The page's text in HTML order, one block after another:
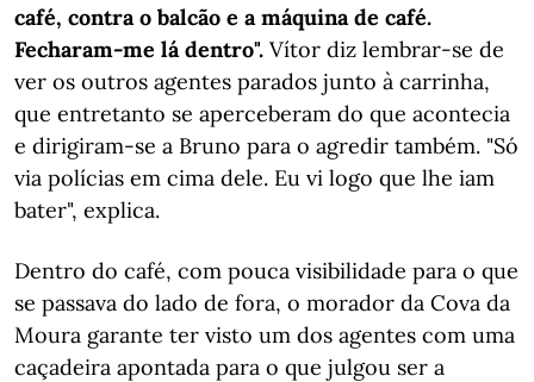
café, contra o balcão e a máquina de café.
Fecharam-me lá dentro". Vítor diz lembrar-se de
ver os outros agentes parados junto à carrinha,
que entretanto se aperceberam do que acontecia
e dirigiram-se a Bruno para o agredir também. "Só
via polícias em cima dele. Eu vi logo que lhe iam
bater", explica.
Dentro do café, com pouca visibilidade para o que
se passava do lado de fora, o morador da Cova da
Moura garante ter visto um dos agentes com uma
caçadeira apontada para o que julgou ser a